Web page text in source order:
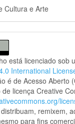
Cultura e Arte
está licenciado sob
International
é de Acesso Aberto
de licença Creative
remixem,
para fins